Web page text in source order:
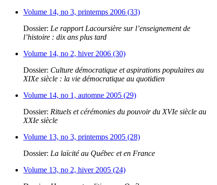
Volume 14, no 3, printemps 2006 (33)
Dossier: Le rapport Lacoursière sur l’enseignement de
l’histoire : dix ans plus tard
Volume 14, no 2, hiver 2006 (30)
Dossier: Culture démocratique et aspirations populaires au
XIXe siècle : la vie démocratique au quotidien
Volume 14, no 1, automne 2005 (29)
Dossier: Rituels et cérémonies du pouvoir du XVIe siècle au
XXIe siècle
Volume 13, no 3, printemps 2005 (28)
Dossier: La laïcité au Québec et en France
Volume 13, no 2, hiver 2005 (24)